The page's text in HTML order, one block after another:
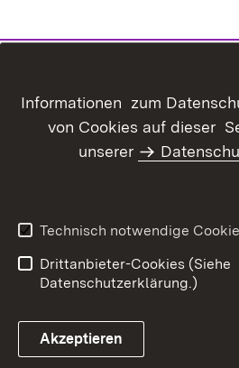
Informationen zum
von Cookies auf dieser
unserer
Technisch notwendige
Drittanbieter-Cookies (Siehe
Datenschutzerklärung.)
Akzeptieren